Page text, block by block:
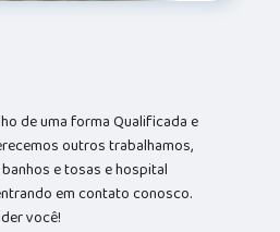
de uma forma Qualificada e
outros trabalhamos,
e tosas e hospital
em contato conosco.
você!